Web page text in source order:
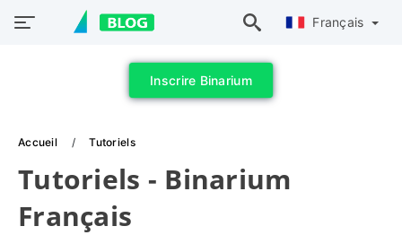
Français
Inscrire Binarium
Accueil Tutoriels
Tutoriels - Binarium
Français